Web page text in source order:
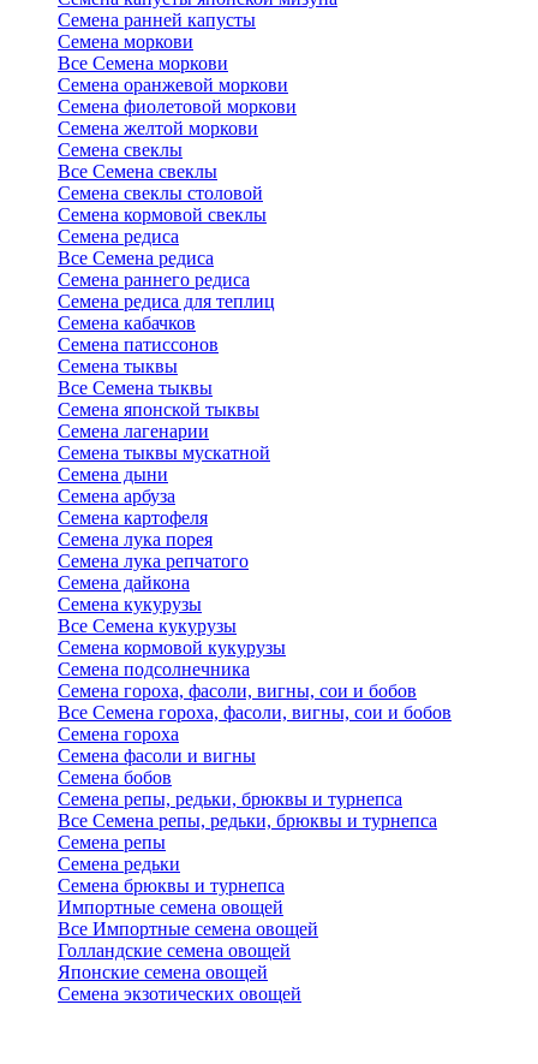
Семена ранней капусты
Семена моркови
Все Семена моркови
Семена оранжевой моркови
Семена фиолетовой моркови
Семена желтой моркови
Семена свеклы
Все Семена свеклы
Семена свеклы столовой
Семена кормовой свеклы
Семена редиса
Все Семена редиса
Семена раннего редиса
Семена редиса для теплиц
Семена кабачков
Семена патиссонов
Семена тыквы
Все Семена тыквы
Семена японской тыквы
Семена лагенарии
Семена тыквы мускатной
Семена дыни
Семена арбуза
Семена картофеля
Семена лука порея
Семена лука репчатого
Семена дайкона
Семена кукурузы
Все Семена кукурузы
Семена кормовой кукурузы
Семена подсолнечника
Семена гороха, фасоли, вигны, сои и бобов
Все Семена гороха, фасоли, вигны, сои и бобов
Семена гороха
Семена фасоли и вигны
Семена бобов
Семена репы, редьки, брюквы и турнепса
Все Семена репы, редьки, брюквы и турнепса
Семена репы
Семена редьки
Семена брюквы и турнепса
Импортные семена овощей
Все Импортные семена овощей
Голландские семена овощей
Японские семена овощей
Семена экзотических овощей